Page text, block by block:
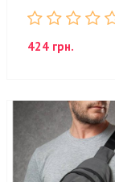
424 грн.